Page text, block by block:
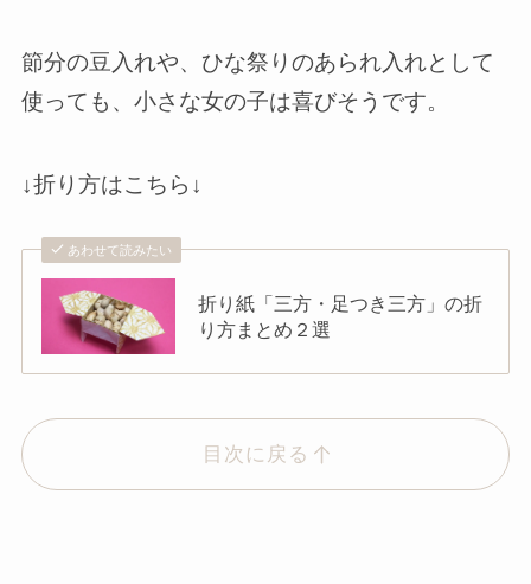
節分の豆入れや、ひな祭りのあられ入れとして
使っても、小さな女の子は喜びそうです。
↓折り方はこちら↓
あわせて読みたい
折り紙「三方・足つき三方」の折
り方まとめ２選
目次に戻る